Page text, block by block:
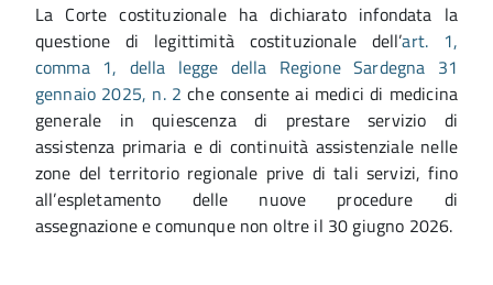
La Corte costituzionale ha dichiarato infondata la
questione di legittimità costituzionale dell’art. 1,
comma 1, della legge della Regione Sardegna 31
gennaio 2025, n. 2 che consente ai medici di medicina
generale in quiescenza di prestare servizio di
assistenza primaria e di continuità assistenziale nelle
zone del territorio regionale prive di tali servizi, fino
all’espletamento delle nuove procedure di
assegnazione e comunque non oltre il 30 giugno 2026.